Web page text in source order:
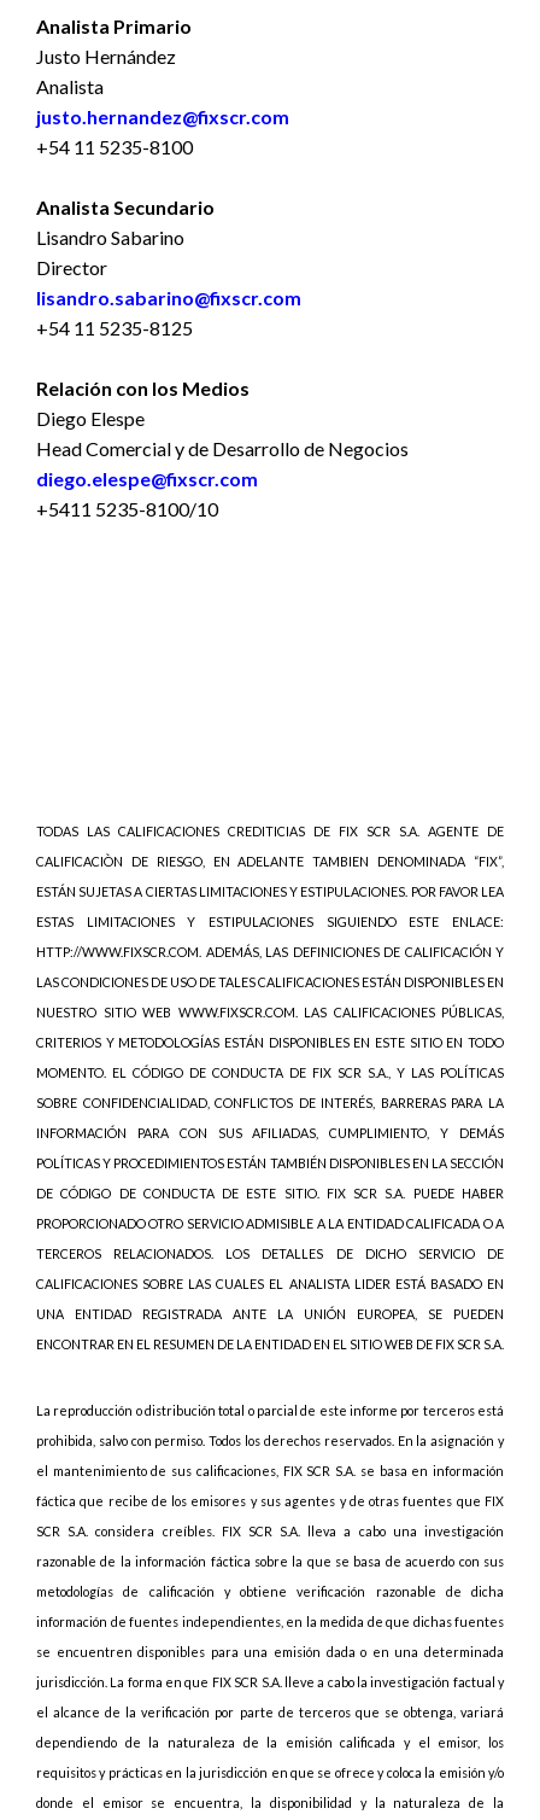
Analista Primario
Justo Hernández
Analista
justo.hernandez@fixscr.com
+54 11 5235-8100
Analista Secundario
Lisandro Sabarino
Director
lisandro.sabarino@fixscr.com
+54 11 5235-8125
Relación con los Medios
Diego Elespe
Head Comercial y de Desarrollo de Negocios
diego.elespe@fixscr.com
+5411 5235-8100/10
TODAS LAS CALIFICACIONES CREDITICIAS DE FIX SCR S.A. AGENTE DE
CALIFICACIÒN DE RIESGO, EN ADELANTE TAMBIEN DENOMINADA “FIX”,
ESTÁN SUJETAS A CIERTAS LIMITACIONES Y ESTIPULACIONES. POR FAVOR LEA
ESTAS LIMITACIONES Y ESTIPULACIONES SIGUIENDO ESTE ENLACE:
HTTP://WWW.FIXSCR.COM. ADEMÁS, LAS DEFINICIONES DE CALIFICACIÓN Y
LAS CONDICIONES DE USO DE TALES CALIFICACIONES ESTÁN DISPONIBLES EN
NUESTRO SITIO WEB WWW.FIXSCR.COM. LAS CALIFICACIONES PÚBLICAS,
CRITERIOS Y METODOLOGÍAS ESTÁN DISPONIBLES EN ESTE SITIO EN TODO
MOMENTO. EL CÓDIGO DE CONDUCTA DE FIX SCR S.A., Y LAS POLÍTICAS
SOBRE CONFIDENCIALIDAD, CONFLICTOS DE INTERÉS, BARRERAS PARA LA
INFORMACIÓN PARA CON SUS AFILIADAS, CUMPLIMIENTO, Y DEMÁS
POLÍTICAS Y PROCEDIMIENTOS ESTÁN TAMBIÉN DISPONIBLES EN LA SECCIÓN
DE CÓDIGO DE CONDUCTA DE ESTE SITIO. FIX SCR S.A. PUEDE HABER
PROPORCIONADO OTRO SERVICIO ADMISIBLE A LA ENTIDAD CALIFICADA O A
TERCEROS RELACIONADOS. LOS DETALLES DE DICHO SERVICIO DE
CALIFICACIONES SOBRE LAS CUALES EL ANALISTA LIDER ESTÁ BASADO EN
UNA ENTIDAD REGISTRADA ANTE LA UNIÓN EUROPEA, SE PUEDEN
ENCONTRAR EN EL RESUMEN DE LA ENTIDAD EN EL SITIO WEB DE FIX SCR S.A.
La reproducción o distribución total o parcial de este informe por terceros está
prohibida, salvo con permiso. Todos los derechos reservados. En la asignación y
el mantenimiento de sus calificaciones, FIX SCR S.A. se basa en información
fáctica que recibe de los emisores y sus agentes y de otras fuentes que FIX
SCR S.A. considera creíbles. FIX SCR S.A. lleva a cabo una investigación
razonable de la información fáctica sobre la que se basa de acuerdo con sus
metodologías de calificación y obtiene verificación razonable de dicha
información de fuentes independientes, en la medida de que dichas fuentes
se encuentren disponibles para una emisión dada o en una determinada
jurisdicción. La forma en que FIX SCR S.A. lleve a cabo la investigación factual y
el alcance de la verificación por parte de terceros que se obtenga, variará
dependiendo de la naturaleza de la emisión calificada y el emisor, los
requisitos y prácticas en la jurisdicción en que se ofrece y coloca la emisión y/o
donde el emisor se encuentra, la disponibilidad y la naturaleza de la